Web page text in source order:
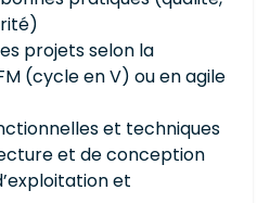
projets selon la
(cycle en V) ou en agile
et techniques
et de conception
et